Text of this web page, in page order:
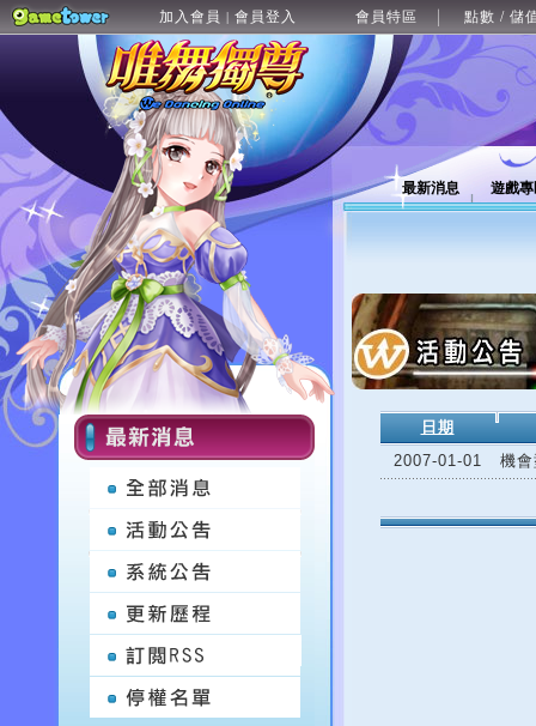
加入會員 | 會員登入 會員特區 點數 / 儲
最新消息 遊戲
日期
2007-01-01
機